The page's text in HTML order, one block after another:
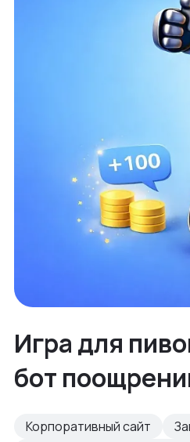
Игра для
бот
Корпоративный сайт